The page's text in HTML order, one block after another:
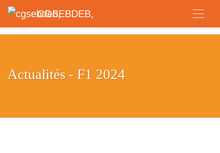
CGSEBDEB,
Actualités - F1 2024